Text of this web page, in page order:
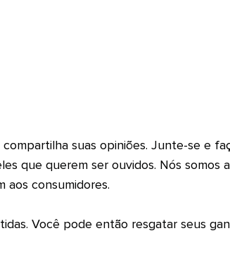
suas opiniões. Junte-se e
que querem ser ouvidos. Nós
aos consumidores.
Você pode então resgatar seus